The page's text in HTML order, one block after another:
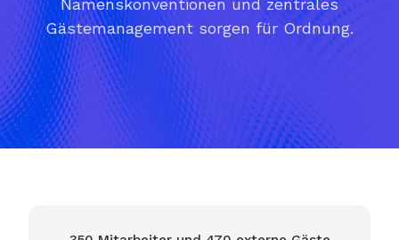
Namenskonventionen und zentrales
Gästemanagement sorgen für Ordnung.